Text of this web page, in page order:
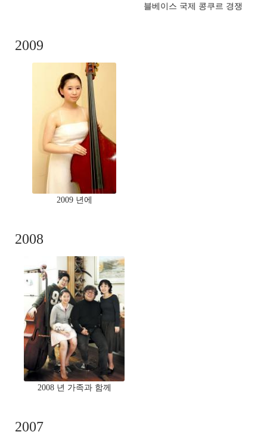
블베이스 국제 콩쿠르 경쟁
2009
2009 년에
2008
2008 년 가족과 함께
2007